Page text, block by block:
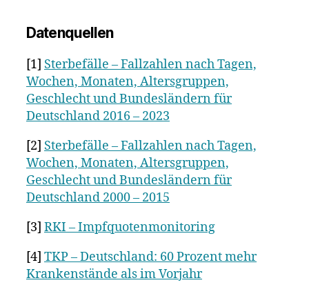
Datenquellen
[1] Sterbefälle – Fallzahlen nach Tagen,
Wochen, Monaten, Altersgruppen,
Geschlecht und Bundesländern für
Deutschland 2016 – 2023
[2] Sterbefälle – Fallzahlen nach Tagen,
Wochen, Monaten, Altersgruppen,
Geschlecht und Bundesländern für
Deutschland 2000 – 2015
[3] RKI – Impfquotenmonitoring
[4] TKP – Deutschland: 60 Prozent mehr
Krankenstände als im Vorjahr